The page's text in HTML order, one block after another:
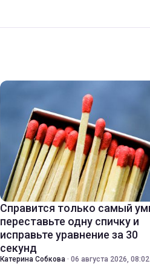
Справится только самый
переставьте одну спичку и
исправьте уравнение за 30
секунд
Катерина Собкова · 06 августа 2026, 08:02